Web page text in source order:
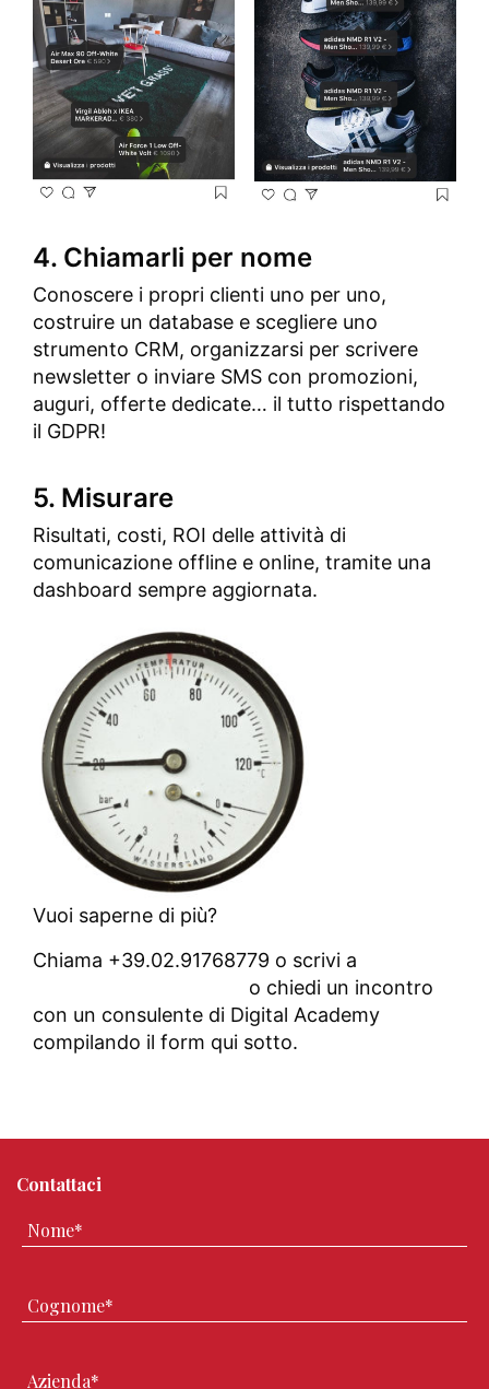
4. Chiamarli per nome
Conoscere i propri clienti uno per uno,
costruire un database e scegliere uno
strumento CRM, organizzarsi per scrivere
newsletter o inviare SMS con promozioni,
auguri, offerte dedicate… il tutto rispettando
il GDPR!
5. Misurare
Risultati, costi, ROI delle attività di
comunicazione offline e online, tramite una
dashboard sempre aggiornata.
Vuoi saperne di più?
Chiama +39.02.91768779 o scrivi a
o chiedi un incontro
con un consulente di Digital Academy
compilando il form qui sotto.
Contattaci